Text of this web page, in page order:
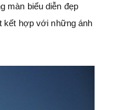
màn biểu diễn đẹp
kết hợp với những ánh